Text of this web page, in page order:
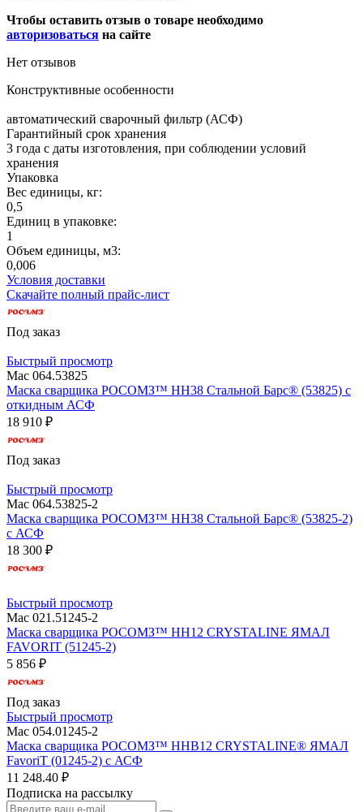
Чтобы оставить отзыв о товаре необходимо
авторизоваться на сайте
Нет отзывов
Конструктивные особенности
автоматический сварочный фильтр (АСФ)
Гарантийный срок хранения
3 года с даты изготовления, при соблюдении условий
хранения
Упаковка
Вес единицы, кг:
0,5
Единиц в упаковке:
1
Объем единицы, м3:
0,006
Условия доставки
Скачайте полный прайс-лист
Под заказ
Быстрый просмотр
Мас 064.53825
Маска сварщика РОСОМЗ™ НН38 Стальной Барс® (53825) с
откидным АСФ
18 910 ₽
Под заказ
Быстрый просмотр
Мас 064.53825-2
Маска сварщика РОСОМЗ™ НН38 Стальной Барс® (53825-2)
с АСФ
18 300 ₽
Быстрый просмотр
Мас 021.51245-2
Маска сварщика РОСОМЗ™ НН12 CRYSTALINE ЯМАЛ
FAVORIT (51245-2)
5 856 ₽
Под заказ
Быстрый просмотр
Мас 054.01245-2
Маска сварщика РОСОМЗ™ ННВ12 CRYSTALINE® ЯМАЛ
FavoriT (01245-2) с АСФ
11 248.40 ₽
Подписка на рассылку